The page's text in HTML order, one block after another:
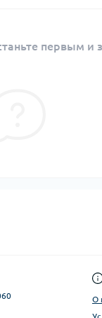
первым и
О